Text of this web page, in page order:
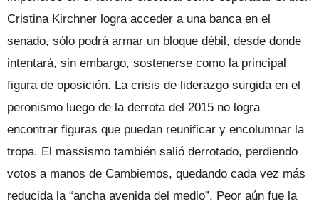
Cristina Kirchner logra acceder a una banca en el
senado, sólo podrá armar un bloque débil, desde donde
intentará, sin embargo, sostenerse como la principal
figura de oposición. La crisis de liderazgo surgida en el
peronismo luego de la derrota del 2015 no logra
encontrar figuras que puedan reunificar y encolumnar la
tropa. El massismo también salió derrotado, perdiendo
votos a manos de Cambiemos, quedando cada vez más
reducida la “ancha avenida del medio”. Peor aún fue la